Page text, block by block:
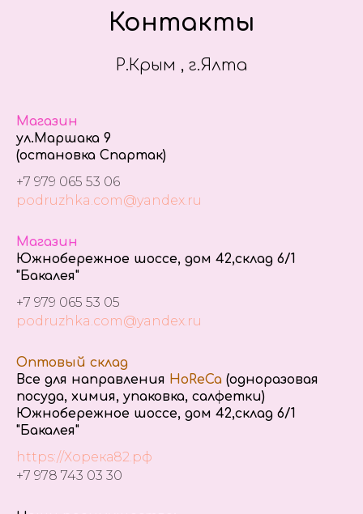
Контакты
Р.Крым , г.Ялта
Магазин
ул.Маршака 9
(остановка Спартак)
+7 979 065 53 06
podruzhka.com@yandex.ru
Магазин
Южнобережное шоссе, дом 42,склад 6/1
"Бакалея"
+7 979 065 53 05
podruzhka.com@yandex.ru
Оптовый склад
Все для направления HoReCa (одноразовая
посуда, химия, упаковка, салфетки)
Южнобережное шоссе, дом 42,склад 6/1
"Бакалея"
https://Хорека82.рф
+7 978 743 03 30